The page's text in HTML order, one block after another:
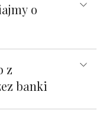
o
z
banki